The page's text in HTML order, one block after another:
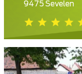
9475 Sevelen